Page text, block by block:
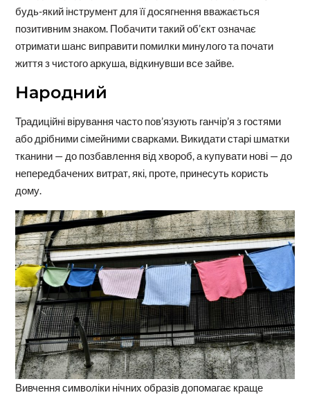
будь-який інструмент для її досягнення вважається
позитивним знаком. Побачити такий об’єкт означає
отримати шанс виправити помилки минулого та почати
життя з чистого аркуша, відкинувши все зайве.
Народний
Традиційні вірування часто пов’язують ганчір’я з гостями
або дрібними сімейними сварками. Викидати старі шматки
тканини — до позбавлення від хвороб, а купувати нові — до
непередбачених витрат, які, проте, принесуть користь
дому.
Вивчення символіки нічних образів допомагає краще